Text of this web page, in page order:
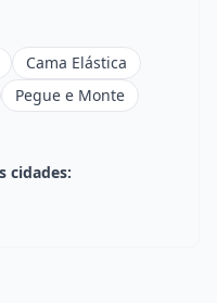
Cama Elástica
Pegue e Monte
cidades: